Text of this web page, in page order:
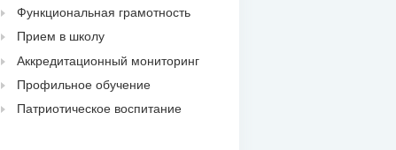
Функциональная грамотность
Прием в школу
Аккредитационный мониторинг
Профильное обучение
Патриотическое воспитание